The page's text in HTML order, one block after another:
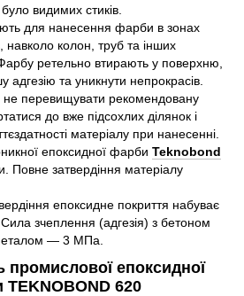
видимих стиків.
для нанесення фарби в зонах
навколо колон, труб та інших
ретельно втирають у поверхню,
та уникнути непрокрасів.
не перевищувати рекомендовану
до вже підсохлих ділянок і
матеріалу при нанесенні.
епоксидної фарби Teknobond
Повне затвердіння матеріалу
епоксидне покриття набуває
зчеплення (адгезія) з бетоном
— 3 МПа.
промислової епоксидної
620